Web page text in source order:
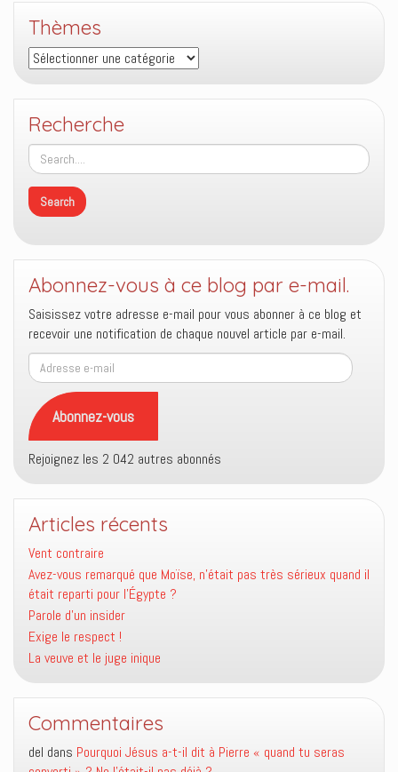
Thèmes
Thèmes
Recherche
Abonnez-vous à ce blog par e-mail.
Saisissez votre adresse e-mail pour vous abonner à ce blog et
recevoir une notification de chaque nouvel article par e-mail.
Adresse
e-
mail
Abonnez-vous
Rejoignez les 2 042 autres abonnés
Articles récents
Vent contraire
Avez-vous remarqué que Moïse, n’était pas très sérieux quand il
était reparti pour l’Égypte ?
Parole d’un insider
Exige le respect !
La veuve et le juge inique
Commentaires
del dans Pourquoi Jésus a-t-il dit à Pierre « quand tu seras